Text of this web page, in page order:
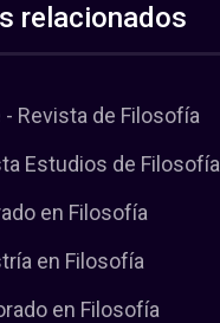
relacionados
- Revista de Filosofía
Estudios de Filosofía
en Filosofía
en Filosofía
en Filosofía